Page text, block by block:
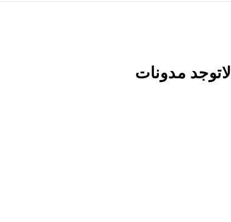
لاتوجد مدونات